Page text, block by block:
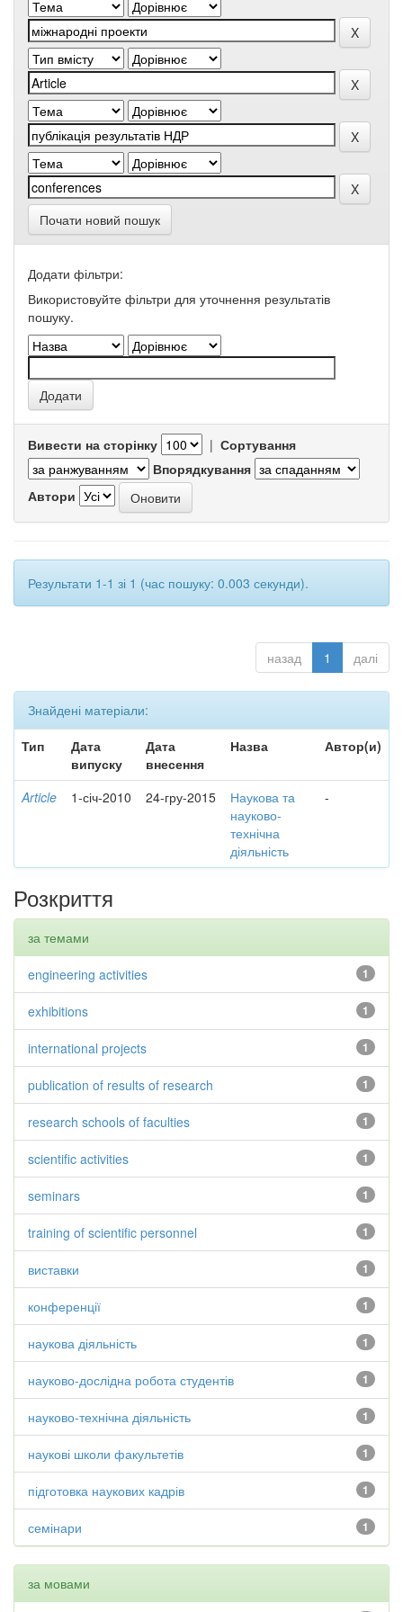
Почати новий пошук
Додати фільтри:
Використовуйте фільтри для уточнення результатів
пошуку.
Вивести на сторінку | Сортування
Впорядкування
Автори
Результати 1-1 зі 1 (час пошуку: 0.003 секунди).
назад 1 далі
Знайдені матеріали:
Тип
Дата
випуску
Дата
внесення
Назва Автор(и)
Article 1-січ-2010 24-гру-2015
Наукова та
науково-
технічна
діяльність
-
Розкриття
за темами
1
engineering activities
1
exhibitions
1
international projects
1
publication of results of research
1
research schools of faculties
1
scientific activities
1
seminars
1
training of scientific personnel
1
виставки
1
конференції
1
наукова діяльність
1
науково-дослідна робота студентів
1
науково-технічна діяльність
1
наукові школи факультетів
1
підготовка наукових кадрів
1
семінари
за мовами